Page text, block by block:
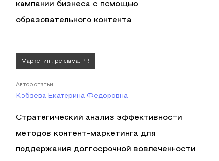
кампании бизнеса с помощью
образовательного контента
Маркетинг, реклама, PR
Автор статьи
Кобзева Екатерина Федоровна
Стратегический анализ эффективности
методов контент-маркетинга для
поддержания долгосрочной вовлеченности